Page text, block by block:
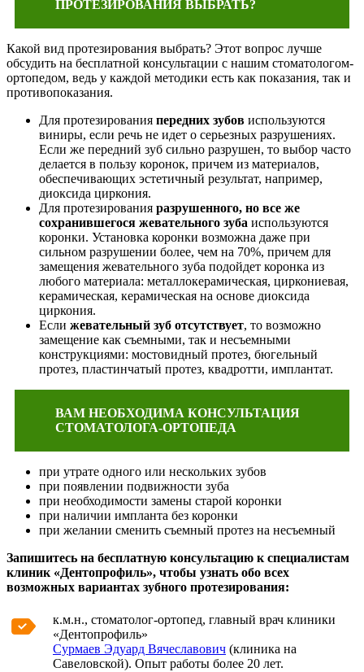
ПРОТЕЗИРОВАНИЯ ВЫБРАТЬ?
Какой вид протезирования выбрать? Этот вопрос лучше
обсудить на бесплатной консультации с нашим стоматологом-
ортопедом, ведь у каждой методики есть как показания, так и
противопоказания.
Для протезирования передних зубов используются
виниры, если речь не идет о серьезных разрушениях.
Если же передний зуб сильно разрушен, то выбор часто
делается в пользу коронок, причем из материалов,
обеспечивающих эстетичный результат, например,
диоксида циркония.
Для протезирования разрушенного, но все же
сохранившегося жевательного зуба используются
коронки. Установка коронки возможна даже при
сильном разрушении более, чем на 70%, причем для
замещения жевательного зуба подойдет коронка из
любого материала: металлокерамическая, циркониевая,
керамическая, керамическая на основе диоксида
циркония.
Если жевательный зуб отсутствует, то возможно
замещение как съемными, так и несъемными
конструкциями: мостовидный протез, бюгельный
протез, пластинчатый протез, квадротти, имплантат.
ВАМ НЕОБХОДИМА КОНСУЛЬТАЦИЯ
СТОМАТОЛОГА-ОРТОПЕДА
при утрате одного или нескольких зубов
при появлении подвижности зуба
при необходимости замены старой коронки
при наличии импланта без коронки
при желании сменить съемный протез на несъемный
Запишитесь на бесплатную консультацию к специалистам
клиник «Дентопрофиль», чтобы узнать обо всех
возможных вариантах зубного протезирования:
к.м.н., стоматолог-ортопед, главный врач клиники
«Дентопрофиль»
Сурмаев Эдуард Вячеславович (клиника на
Савеловской). Опыт работы более 20 лет.